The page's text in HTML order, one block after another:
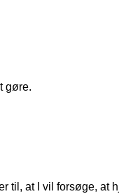
gøre.
til, at I vil forsøge, at